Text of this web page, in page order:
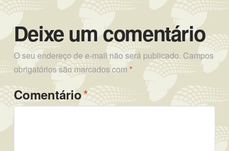
Deixe um comentário
O seu endereço de e-mail não será publicado. Campos
obrigatórios são marcados com *
Comentário*